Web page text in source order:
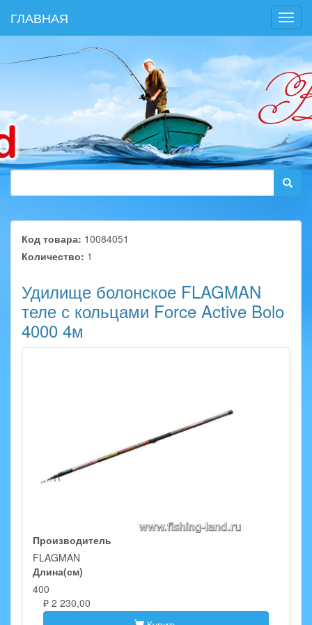
ГЛАВНАЯ
Код товара: 10084051
Количество: 1
Удилище болонское FLAGMAN
теле с кольцами Force Active Bolo
4000 4м
Производитель
FLAGMAN
Длина(см)
400
₽ 2 230,00